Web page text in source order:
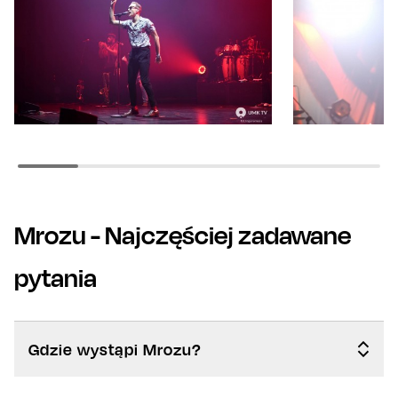
Mrozu- Najczęściej zadawane
pytania
Gdzie wystąpi Mrozu?